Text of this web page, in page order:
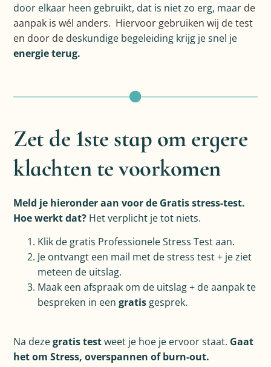
door elkaar heen gebruikt, dat is niet zo erg, maar de
aanpak is wél anders. Hiervoor gebruiken wij de test
en door de deskundige begeleiding krijg je snel je
energie terug.
Zet de 1ste stap om ergere
klachten te voorkomen
Meld je hieronder aan voor de Gratis stress-test.
Hoe werkt dat? Het verplicht je tot niets.
Klik de gratis Professionele Stress Test aan.
Je ontvangt een mail met de stress test + je ziet
meteen de uitslag.
Maak een afspraak om de uitslag + de aanpak te
bespreken in eengratis gesprek.
Na dezegratis testweet je hoe je ervoor staat. Gaat
het om Stress, overspannen of burn-out.